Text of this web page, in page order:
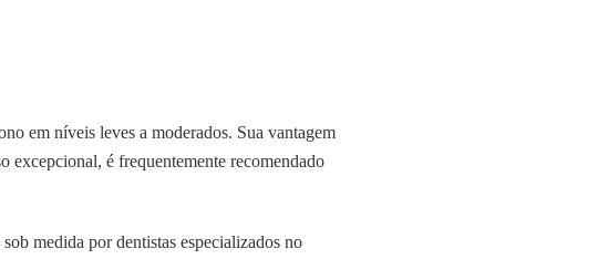
em níveis leves a moderados. Sua vantagem
excepcional, é frequentemente recomendado
medida por dentistas especializados no